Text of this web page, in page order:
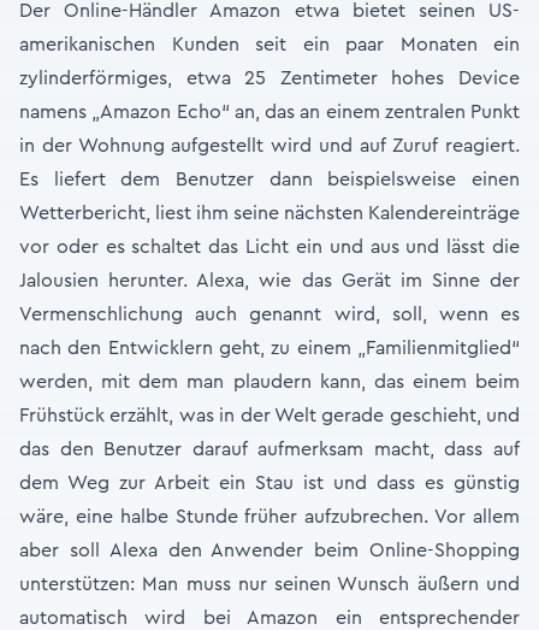
Der Online-Händler Amazon etwa bietet seinen US-
amerikanischen Kunden seit ein paar Monaten ein
zylinderförmiges, etwa 25 Zentimeter hohes Device
namens „Amazon Echo“ an, das an einem zentralen Punkt
in der Wohnung aufgestellt wird und auf Zuruf reagiert.
Es liefert dem Benutzer dann beispielsweise einen
Wetterbericht, liest ihm seine nächsten Kalendereinträge
vor oder es schaltet das Licht ein und aus und lässt die
Jalousien herunter. Alexa, wie das Gerät im Sinne der
Vermenschlichung auch genannt wird, soll, wenn es
nach den Entwicklern geht, zu einem „Familienmitglied“
werden, mit dem man plaudern kann, das einem beim
Frühstück erzählt, was in der Welt gerade geschieht, und
das den Benutzer darauf aufmerksam macht, dass auf
dem Weg zur Arbeit ein Stau ist und dass es günstig
wäre, eine halbe Stunde früher aufzubrechen. Vor allem
aber soll Alexa den Anwender beim Online-Shopping
unterstützen: Man muss nur seinen Wunsch äußern und
automatisch wird bei Amazon ein entsprechender